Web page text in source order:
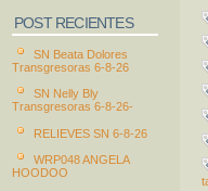
POST RECIENTES
SN Beata Dolores
Transgresoras 6-8-26
SN Nelly Bly
Transgresoras 6-8-26-
RELIEVES SN 6-8-26
WRP048 ANGELA
HOODOO